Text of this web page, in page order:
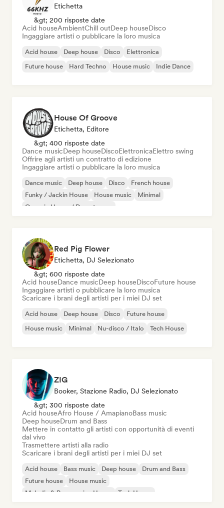
Etichetta
&gt; 200 risposte date
Acid houseAmbientChill outDeep houseDisco
Ingaggiare artisti o pubblicare la loro musica
Acid house Deep house Disco
Elettronica
Future house
Hard Techno House music Indie Dance
House Of Groove
Etichetta, Editore
&gt; 400 risposte date
Dance musicDeep houseDiscoElettronicaElettro swing
Offrire agli artisti un contratto di edizione
Ingaggiare artisti o pubblicare la loro musica
Dance music Deep house Disco
French house
Funky / Jackin House
House music
Minimal
Organic House / Downtempo
Red Pig Flower
Etichetta, DJ Selezionato
&gt; 600 risposte date
Acid houseDance musicDeep houseDiscoFuture house
Ingaggiare artisti o pubblicare la loro musica
Scaricare i brani degli artisti per i miei DJ set
Acid house Deep house Disco
Future house
House music
Minimal Nu-disco / Italo Tech House
ZIG
Booker, Stazione Radio, DJ Selezionato
&gt; 300 risposte date
Acid houseAfro House / AmapianoBass music
Deep houseDrum and Bass
Mettere in contatto gli artisti con opportunità di eventi
dal vivo
Trasmettere artisti alla radio
Scaricare i brani degli artisti per i miei DJ set
Acid house Bass music Deep house
Drum and Bass
Future house
House music
Melodic & Progressive House
Tech House